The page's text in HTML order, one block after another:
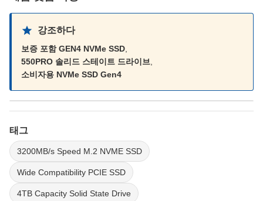
강조하다
보증 포함 GEN4 NVMe SSD
550PRO 솔리드 스테이트 드라이브
소비자용 NVMe SSD Gen4
태그
3200MB/s Speed M.2 NVME SSD
Wide Compatibility PCIE SSD
4TB Capacity Solid State Drive